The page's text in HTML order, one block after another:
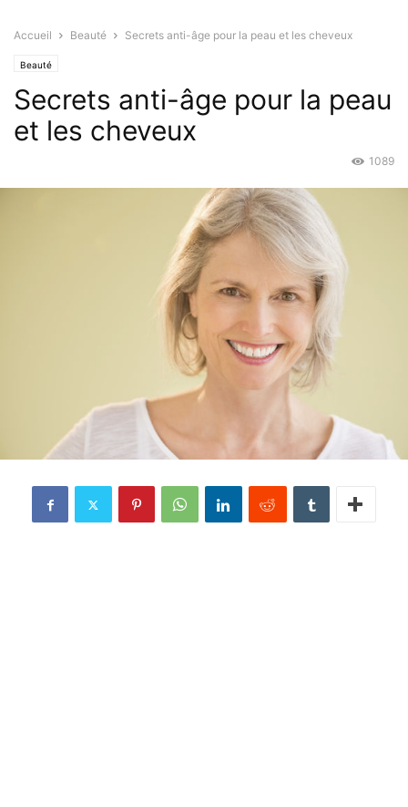
Accueil Beauté Secrets anti-âge pour la peau et les cheveux
Beauté
Secrets anti-âge pour la peau
et les cheveux
1089